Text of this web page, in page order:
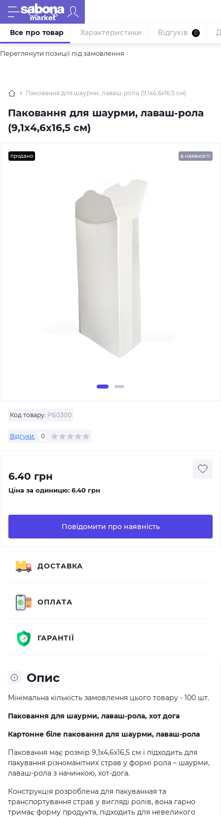
Переглянути позиції під замовлення
Паковання для шаурми, лаваш-рола (9,1х4,6х16,5 см)
Паковання для шаурми, лаваш-рола
(9,1х4,6х16,5 см)
Все про товар Характеристики Відгуків 0
продано в наявності
Код товару: РБ0300
Відгуки: 0
6.40 грн
Ціна за одиницю: 6.40 грн
Повідомити про наявність
Опис
Мінімальна кількість замовлення цього товару - 100 шт.
Паковання для шаурми, лаваш-рола, хот дога
Картонне біле паковання для шаурми, лаваш-рола
Паковання має розмір 9,1х4,6х16,5 см і підходить для
пакування різноманітних страв у формі рола – шаурми,
лаваш-рола з начинкою, хот-дога.
Конструкція розроблена для пакуванная та
транспортування страв у вигляді ролів, вона гарно
тримає форму продукта, підходить для невеликого
ДОСТАВКА
ОПЛАТА
ГАРАНТІЇ